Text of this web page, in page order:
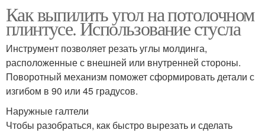
Как выпилить угол на потолочном
плинтусе. Использование стусла
Инструмент позволяет резать углы молдинга,
расположенные с внешней или внутренней стороны.
Поворотный механизм поможет сформировать детали с
изгибом в 90 или 45 градусов.
Наружные галтели
Чтобы разобраться, как быстро вырезать и сделать